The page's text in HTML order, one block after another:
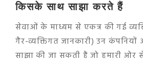
किसके साथ साझा करते हैं
सेवाओं के माध्यम से एकत्र की गई
गैर-व्यक्तिगत जानकारी) उन
साझा की जा सकती है जो हमारी ओर